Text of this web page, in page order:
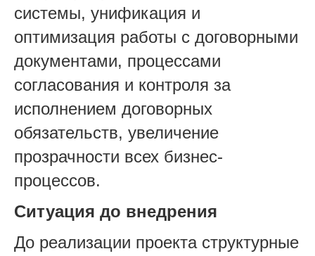
системы, унификация и
оптимизация работы с договорными
документами, процессами
согласования и контроля за
исполнением договорных
обязательств, увеличение
прозрачности всех бизнес-
процессов.
Ситуация до внедрения
До реализации проекта структурные